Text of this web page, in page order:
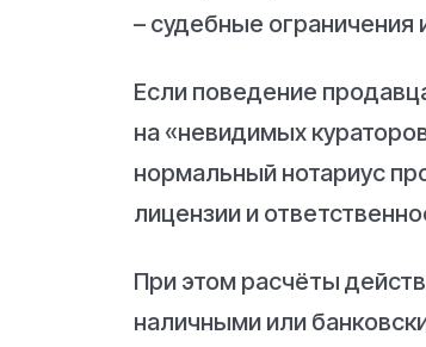
– судебные
Если поведение
на «невидимых
нормальный нотариус
лицензии и
При этом расчёты
наличными или